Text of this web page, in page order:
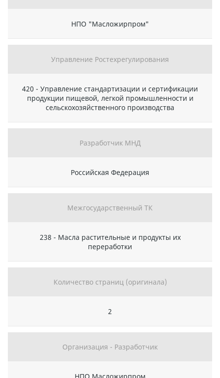
НПО "Масложирпром"
Управление Ростехрегулирования
420 - Управление стандартизации и сертификации
продукции пищевой, легкой промышленности и
сельскохозяйственного производства
Разработчик МНД
Российская Федерация
Межгосударственный ТК
238 - Масла растительные и продукты их
переработки
Количество страниц (оригинала)
2
Организация - Разработчик